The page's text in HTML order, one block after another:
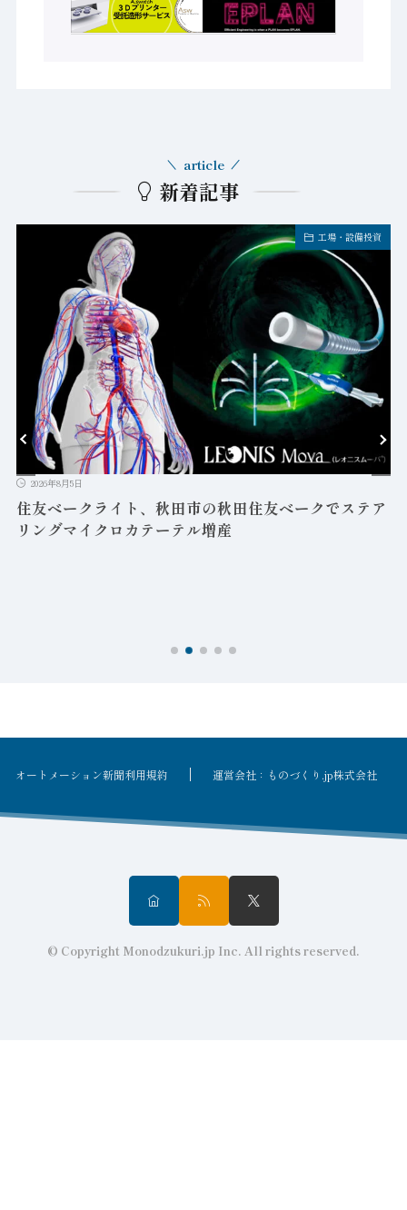
新着記事
article
工場・設備投資
2026年8月5日
住友ベークライト、秋田市の秋田住友ベークでステア
リングマイクロカテーテル増産
オートメーション新聞利用規約 運営会社：ものづくり.jp株式会社
© Copyright Monodzukuri.jp Inc. All rights reserved.